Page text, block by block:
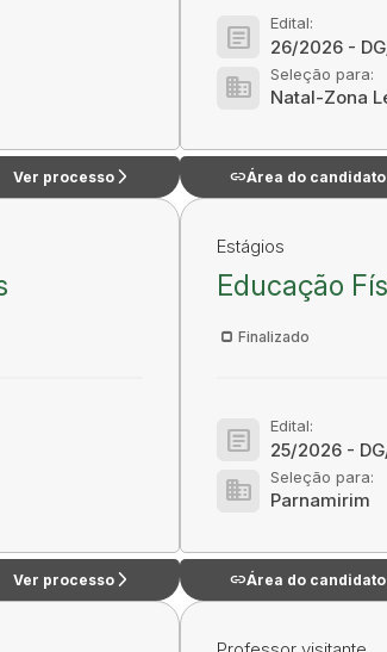
Ver processoarrow_forward_ios
article Edital:
26/2026 -
domain Seleção para:
Natal-Zona
linkÁrea do candidato
Ver processoarrow_forward_ios
Estágios
Educação
Finalizado
article Edital:
25/2026 -
domain Seleção para:
Parnamirim
linkÁrea do candidato